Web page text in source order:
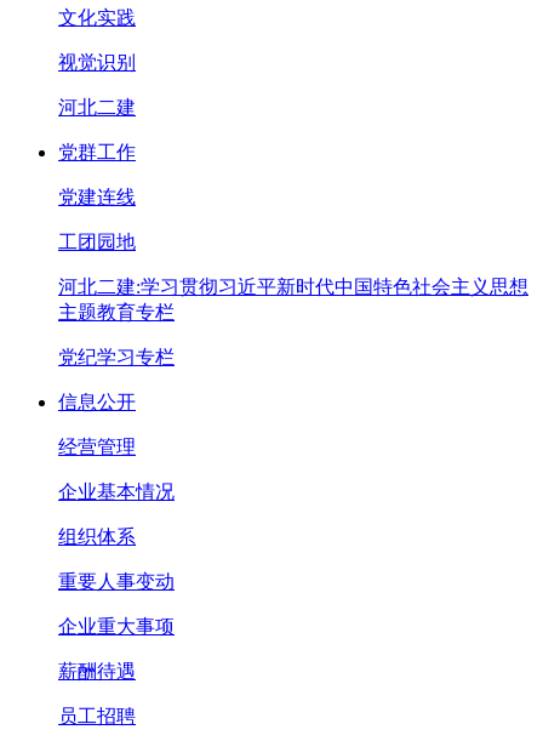
文化实践
视觉识别
河北二建
党群工作
党建连线
工团园地
河北二建:学习贯彻习近平新时代中国特色社会主义思想
主题教育专栏
党纪学习专栏
信息公开
经营管理
企业基本情况
组织体系
重要人事变动
企业重大事项
薪酬待遇
员工招聘